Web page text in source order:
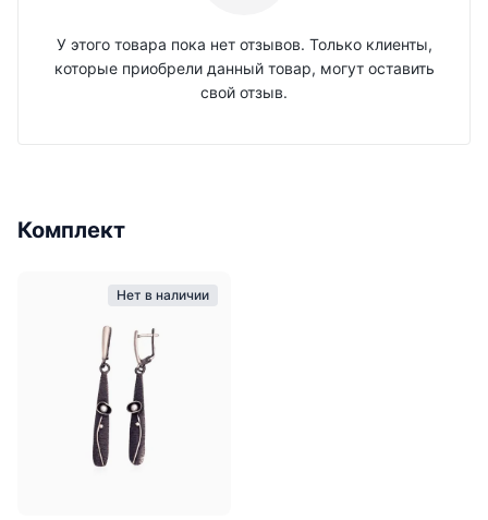
У этого товара пока нет отзывов. Только клиенты,
которые приобрели данный товар, могут оставить
свой отзыв.
Комплект
Нет в наличии